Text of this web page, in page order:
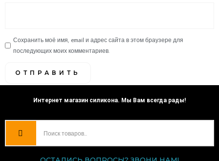
Сохранить моё имя, email и адрес сайта в этом браузере для
последующих моих комментариев.
Интернет магазин силикона. Мы Вам всегда рады!